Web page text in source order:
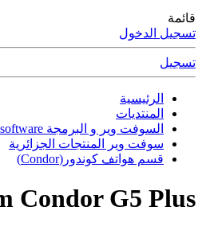
قائمة
تسجيل الدخول
تسجيل
الرئيسية
المنتديات
السوفت وير و البرمجة software
سوفت وير المنتجات الجزائرية
قسم هواتف كوندور(Condor)
Condor G5 Plus